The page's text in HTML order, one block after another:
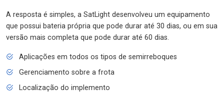
A resposta é simples, a SatLight desenvolveu um equipamento
que possui bateria própria que pode durar até 30 dias, ou em sua
versão mais completa que pode durar até 60 dias.
Aplicações em todos os tipos de semirreboques
Gerenciamento sobre a frota
Localização do implemento